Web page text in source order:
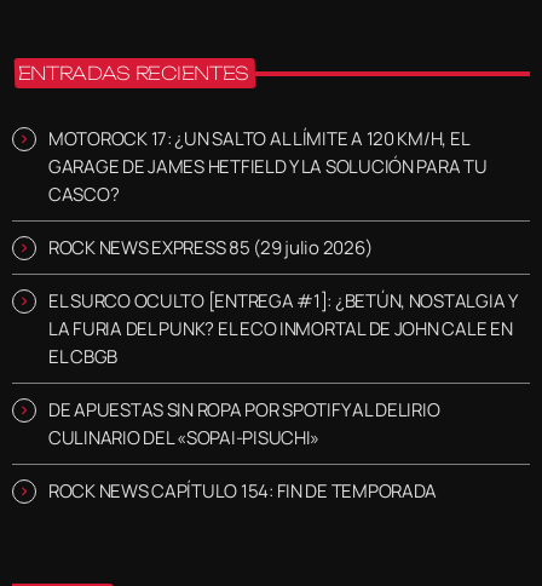
ENTRADAS RECIENTES
MOTOROCK 17: ¿UN SALTO AL LÍMITE A 120 KM/H, EL
GARAGE DE JAMES HETFIELD Y LA SOLUCIÓN PARA TU
CASCO?
ROCK NEWS EXPRESS 85 (29 julio 2026)
EL SURCO OCULTO [ENTREGA #1]: ¿BETÚN, NOSTALGIA Y
LA FURIA DEL PUNK? EL ECO INMORTAL DE JOHN CALE EN
EL CBGB
DE APUESTAS SIN ROPA POR SPOTIFY AL DELIRIO
CULINARIO DEL «SOPAI-PISUCHI»
ROCK NEWS CAPÍTULO 154: FIN DE TEMPORADA